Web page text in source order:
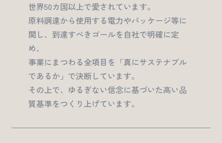
世界50カ国以上で愛されています。
原料調達から使用する電力やパッケージ等に
関し、到達すべきゴールを自社で明確に定
め、
事業にまつわる全項目を「真にサステナブル
であるか」で決断しています。
その上で、ゆるぎない信念に基づいた高い品
質基準をつくり上げています。